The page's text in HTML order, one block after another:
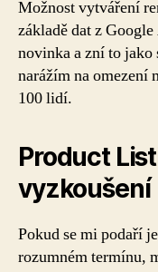
Možnost vytváření
základě dat z
novinka a zní to
narážím na
100 lidí.
Product
vyzkoušení
Pokud se mi podaří
rozumném termínu,